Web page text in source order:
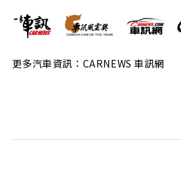
更多汽車資訊：CARNEWS 車訊網